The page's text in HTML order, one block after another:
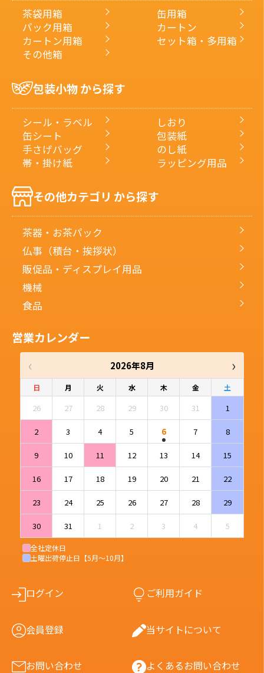
茶袋用箱
缶用箱
パック用箱
カートン
カートン用箱
セット箱・多用箱
その他箱
包装小物 から探す
シール・ラベル
しおり
缶シート
包装紙
手さげバッグ
のし紙
帯・掛け紙
ラッピング用品
その他カテゴリ から探す
茶器・お茶パック
仏事（積台・挨拶状）
販促品・ディスプレイ用品
機械
食品
営業カレンダー
‹ 2026年8月 ›
日 月 火 水 木 金 土
26 27 28 29 30 31 1
2 3 4 5 6 7 8
9 10 11 12 13 14 15
16 17 18 19 20 21 22
23 24 25 26 27 28 29
30 31 1 2 3 4 5
全社定休日
土曜出荷停止日【5月〜10月】
ログイン ご利用ガイド
会員登録 当サイトについて
お問い合わせ よくあるお問い合わせ